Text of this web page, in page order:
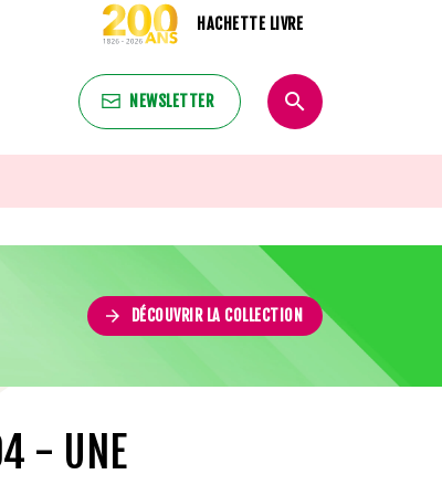
HACHETTE LIVRE
NEWSLETTER search
search
arrow_forward DÉCOUVRIR LA COLLECTION
- UNE